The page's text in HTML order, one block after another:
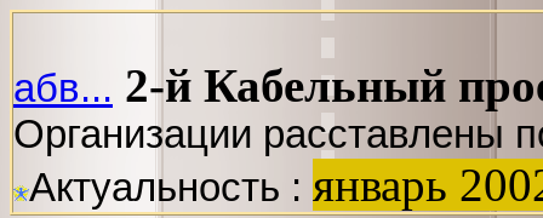
абв... 2-й Кабельный
Организации расставлены
Актуальность : январь